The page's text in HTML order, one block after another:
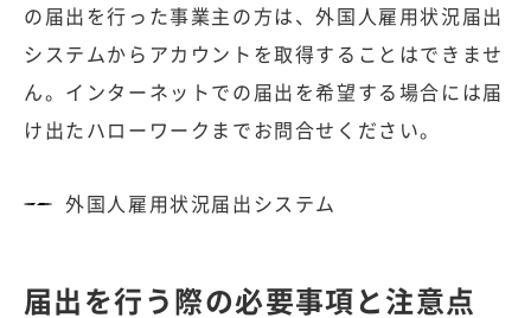
の届出を行った事業主の方は、外国人雇用状況届出
システムからアカウントを取得することはできませ
ん。インターネットでの届出を希望する場合には届
け出たハローワークまでお問合せください。
外国人雇用状況届出システム
届出を行う際の必要事項と注意点